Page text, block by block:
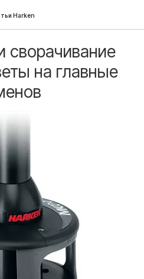
Harken
сворачивание
на главные